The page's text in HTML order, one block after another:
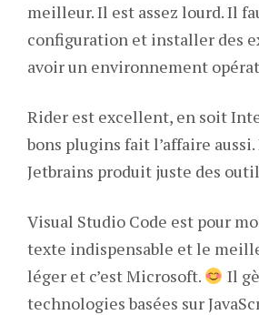
meilleur. Il est assez lourd. Il
configuration et installer des
avoir un environnement
Rider est excellent, en soit
bons plugins fait l’affaire aussi.
Jetbrains produit juste des
Visual Studio Code est pour
texte indispensable et le
léger et c’est Microsoft.
Il
technologies basées sur